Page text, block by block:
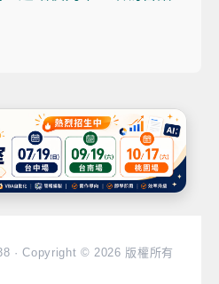
· Copyright © 2026 版權所有